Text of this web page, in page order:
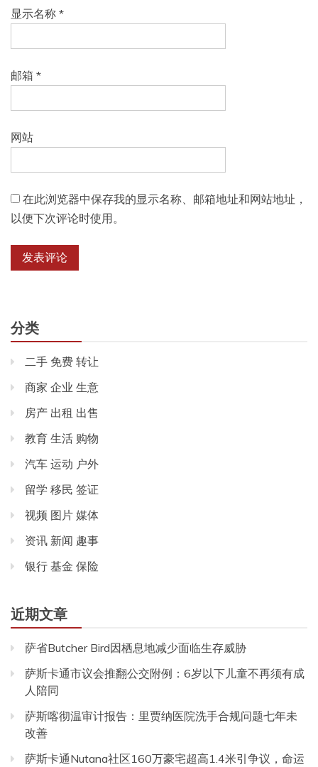
显示名称 *
邮箱 *
网站
在此浏览器中保存我的显示名称、邮箱地址和网站地址，
以便下次评论时使用。
分类
二手 免费 转让
商家 企业 生意
房产 出租 出售
教育 生活 购物
汽车 运动 户外
留学 移民 签证
视频 图片 媒体
资讯 新闻 趣事
银行 基金 保险
近期文章
萨省Butcher Bird因栖息地减少面临生存威胁
萨斯卡通市议会推翻公交附例：6岁以下儿童不再须有成
人陪同
萨斯喀彻温审计报告：里贾纳医院洗手合规问题七年未
改善
萨斯卡通Nutana社区160万豪宅超高1.4米引争议，命运